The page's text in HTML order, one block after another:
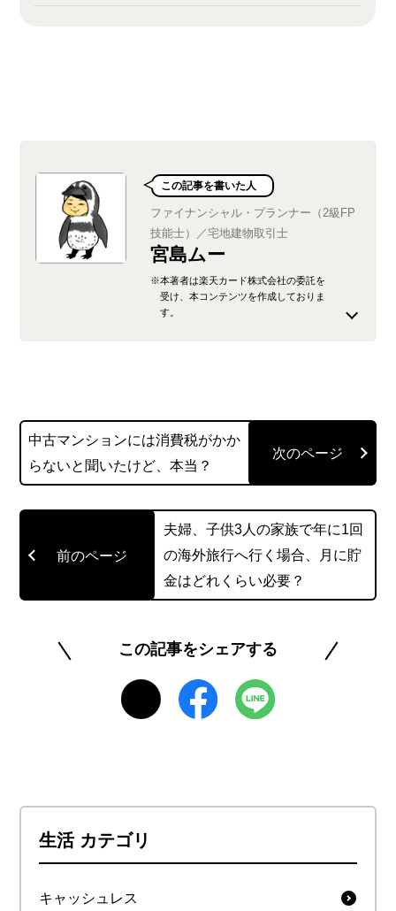
この記事を書いた人
ファイナンシャル・プランナー（2級FP
技能士）／宅地建物取引士
宮島ムー
※本著者は楽天カード株式会社の委託を
受け、本コンテンツを作成しておりま
す。
ています。
https://muumemo.com/
このライターの記事一覧を見る
中古マンションには消費税がかか
らないと聞いたけど、本当？
夫婦、子供3人の家族で年に1回
の海外旅行へ行く場合、月に貯
金はどれくらい必要？
この記事をシェアする
生活 カテゴリ
キャッシュレス